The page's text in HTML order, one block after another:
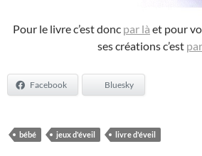
Pour le livre c’est donc par là et pour
ses créations c’est
Facebook Bluesky
bébé jeux d'éveil livre d'éveil